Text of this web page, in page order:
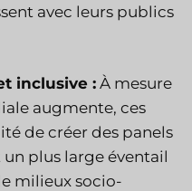
avec leurs publics
inclusive : À mesure
augmente, ces
de créer des panels
plus large éventail
milieux socio-